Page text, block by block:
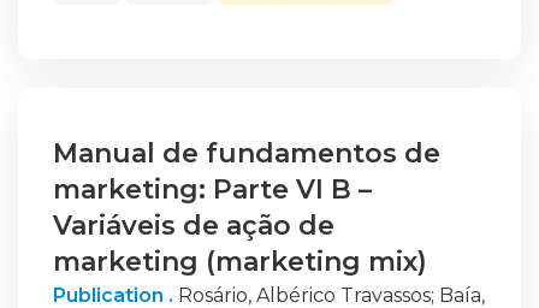
Manual de fundamentos de
marketing: Parte VI B –
Variáveis de ação de
marketing (marketing mix)
Publication . Rosário, Albérico Travassos; Baía,